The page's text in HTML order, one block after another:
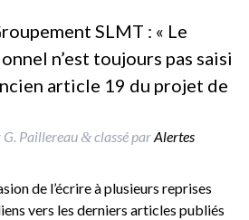
SLMT : « Le
n’est toujours pas saisi
article 19 du projet de
G. Paillereau &classé parAlertes
de l’écrire à plusieurs reprises
vers les derniers articles publiés